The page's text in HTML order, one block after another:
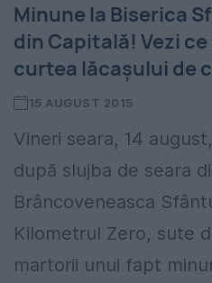
Minune la Biserica
din Capitală! Vezi
curtea lăcașului de
15 AUGUST 2015
Vineri seara, 14
după slujba de seara
Brâncoveneasca
Kilometrul Zero, sute
martorii unui fapt